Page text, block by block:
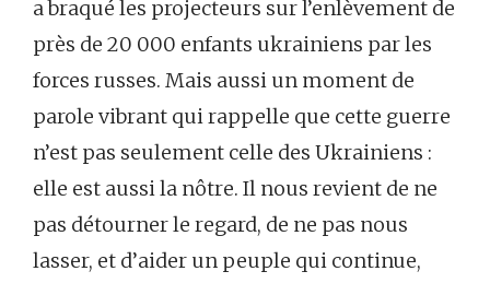
a braqué les projecteurs sur l’enlèvement de
près de 20 000 enfants ukrainiens par les
forces russes. Mais aussi un moment de
parole vibrant qui rappelle que cette guerre
n’est pas seulement celle des Ukrainiens :
elle est aussi la nôtre. Il nous revient de ne
pas détourner le regard, de ne pas nous
lasser, et d’aider un peuple qui continue,